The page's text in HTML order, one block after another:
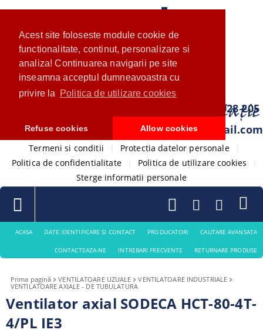
Acest site foloseste module cookie de
functionalitate, continut, personalizare si
analiza! Continuarea navigarii pe site
inseamna acceptul dumneavoastra cu
privire la
Politica de utilizare cookies
Refuse cookies Allow cookies
0733 028 205
com.ventistore@gmail.com
Termeni si conditii Protectia datelor personale
Politica de confidentialitate
Politica de utilizare cookies
Sterge informatii personale
ACASA DATE IDENTIFICARE SI CONTACT PRODUCATORI CAUTARE AVANSATA
CONTACTEAZA-NE INTREBARI FRECVENTE RETURNARE PRODUSE
Prima pagină VENTILATOARE UZUALE
VENTILATOARE INDUSTRIALE
VENTILATOARE AXIALE - DE TUBULATURA
Ventilator axial SODECA HCT-80-4T-
4/PL IE3